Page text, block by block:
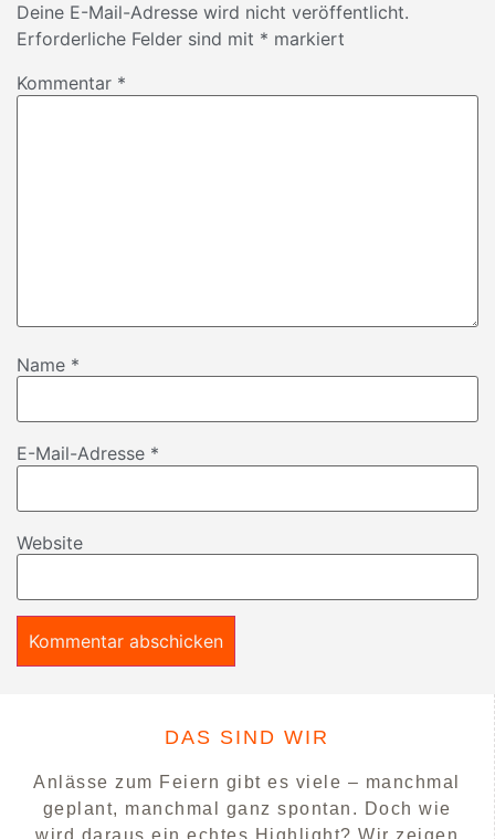
Deine E-Mail-Adresse wird nicht veröffentlicht.
Erforderliche Felder sind mit * markiert
Kommentar *
Name *
E-Mail-Adresse *
Website
DAS SIND WIR
Anlässe zum Feiern gibt es viele – manchmal
geplant, manchmal ganz spontan. Doch wie
wird daraus ein echtes Highlight? Wir zeigen